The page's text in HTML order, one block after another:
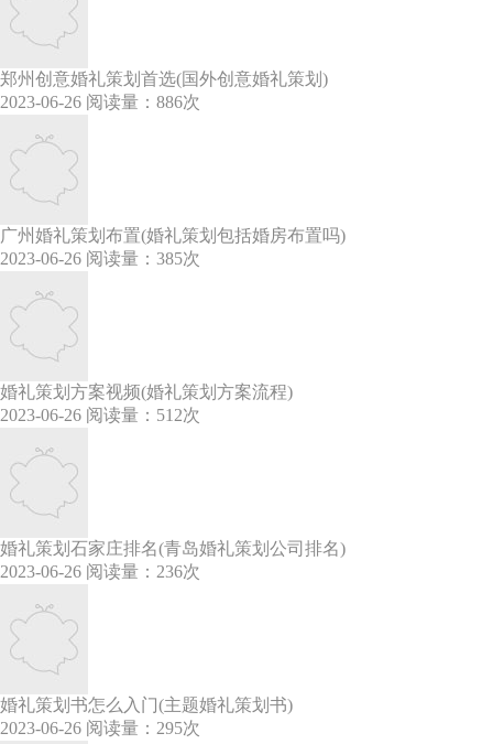
郑州创意婚礼策划首选(国外创意婚礼策划)
2023-06-26 阅读量：886次
广州婚礼策划布置(婚礼策划包括婚房布置吗)
2023-06-26 阅读量：385次
婚礼策划方案视频(婚礼策划方案流程)
2023-06-26 阅读量：512次
婚礼策划石家庄排名(青岛婚礼策划公司排名)
2023-06-26 阅读量：236次
婚礼策划书怎么入门(主题婚礼策划书)
2023-06-26 阅读量：295次